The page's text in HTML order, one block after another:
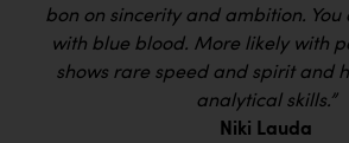
bon on sincerity and ambition. You
with blue blood. More likely with
shows rare speed and spirit and
analytical skills.”
Niki Lauda